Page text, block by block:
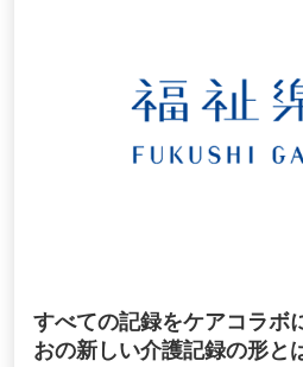
すべての記録をケアコラボ
おの新しい介護記録の形と